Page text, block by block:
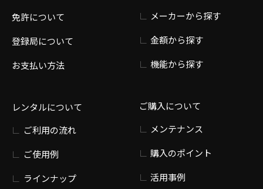
免許について
登録局について
お支払い方法
レンタルについて
ご利用の流れ
ご使用例
ラインナップ
メーカーから探す
金額から探す
機能から探す
ご購入について
メンテナンス
購入のポイント
活用事例